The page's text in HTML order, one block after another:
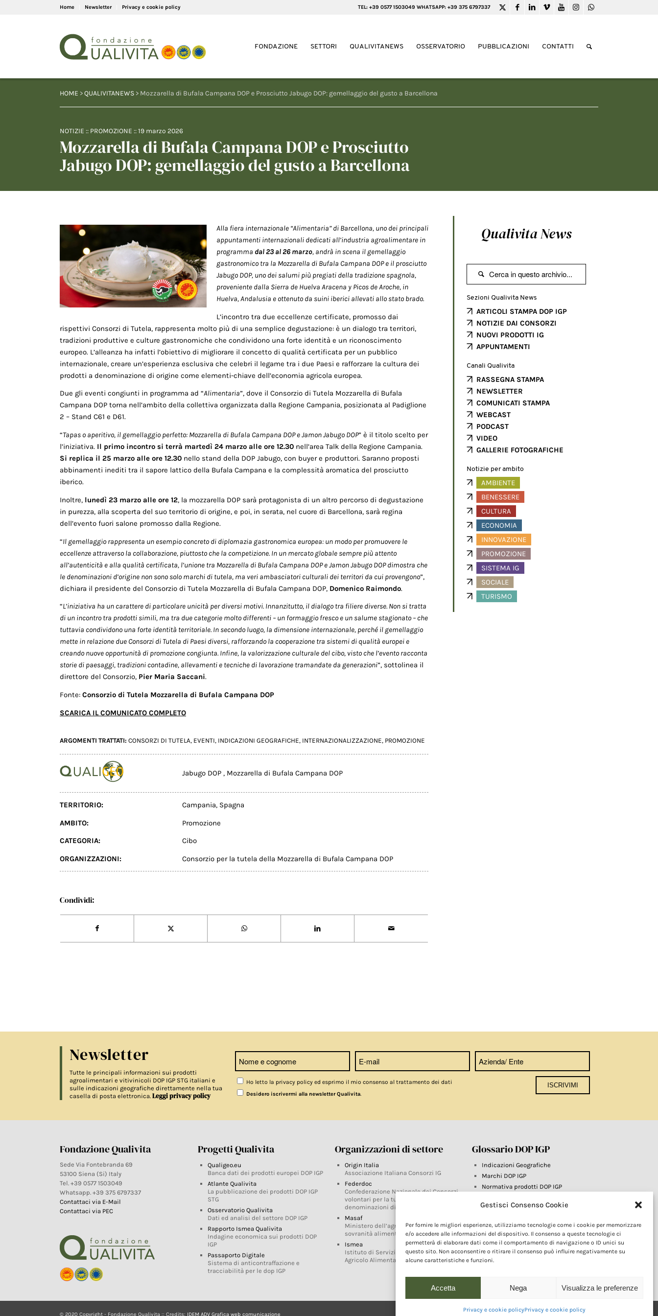
Gestisci Consenso Cookie
Per fornire le migliori esperienze, utilizziamo tecnologie come i cookie per memorizzare
e/o accedere alle informazioni del dispositivo. Il consenso a queste tecnologie ci
permetterà di elaborare dati come il comportamento di navigazione o ID unici su
questo sito. Non acconsentire o ritirare il consenso può influire negativamente su
alcune caratteristiche e funzioni.
Accetta Nega Visualizza le preferenze
Privacy e cookie policyPrivacy e cookie policy
Home Newsletter Privacy e cookie policy TEL: +39 0577 1503049 WHATSAPP: +39 375 6797337
FONDAZIONE SETTORI QUALIVITANEWS OSSERVATORIO PUBBLICAZIONI CONTATTI
HOME >QUALIVITANEWS > Mozzarella di Bufala Campana DOP e Prosciutto Jabugo DOP: gemellaggio del gusto a Barcellona
NOTIZIE :: PROMOZIONE ::19 marzo 2026
Mozzarella di Bufala Campana DOP e Prosciutto
Jabugo DOP: gemellaggio del gusto a Barcellona
Alla fiera internazionale “Alimentaria” di Barcellona, uno dei principali
appuntamenti internazionali dedicati all’industria agroalimentare in
programma dal 23 al 26 marzo, andrà in scena il gemellaggio
gastronomico tra la Mozzarella di Bufala Campana DOP e il prosciutto
Jabugo DOP, uno dei salumi più pregiati della tradizione spagnola,
proveniente dalla Sierra de Huelva Aracena y Picos de Aroche, in
Huelva, Andalusia e ottenuto da suini iberici allevati allo stato brado.
L’incontro tra due eccellenze certificate, promosso dai
rispettivi Consorzi di Tutela, rappresenta molto più di una semplice degustazione: è un dialogo tra territori,
tradizioni produttive e culture gastronomiche che condividono una forte identità e un riconoscimento
europeo. L’alleanza ha infatti l’obiettivo di migliorare il concetto di qualità certificata per un pubblico
internazionale, creare un’esperienza esclusiva che celebri il legame tra i due Paesi e rafforzare la cultura dei
prodotti a denominazione di origine come elementi-chiave dell’economia agricola europea.
Due gli eventi congiunti in programma ad “Alimentaria”, dove il Consorzio di Tutela Mozzarella di Bufala
Campana DOP torna nell’ambito della collettiva organizzata dalla Regione Campania, posizionata al Padiglione
2 – Stand C61 e D61.
“Tapas o aperitivo, il gemellaggio perfetto: Mozzarella di Bufala Campana DOP e Jamon Jabugo DOP” è il titolo scelto per
l’iniziativa. Il primo incontro si terrà martedì 24 marzo alle ore 12.30 nell’area Talk della Regione Campania.
Si replica il 25 marzo alle ore 12.30 nello stand della DOP Jabugo, con buyer e produttori. Saranno proposti
abbinamenti inediti tra il sapore lattico della Bufala Campana e la complessità aromatica del prosciutto
iberico.
Inoltre, lunedì 23 marzo alle ore 12, la mozzarella DOP sarà protagonista di un altro percorso di degustazione
in purezza, alla scoperta del suo territorio di origine, e poi, in serata, nel cuore di Barcellona, sarà regina
dell’evento fuori salone promosso dalla Regione.
“Il gemellaggio rappresenta un esempio concreto di diplomazia gastronomica europea: un modo per promuovere le
eccellenze attraverso la collaborazione, piuttosto che la competizione. In un mercato globale sempre più attento
all’autenticità e alla qualità certificata, l’unione tra Mozzarella di Bufala Campana DOP e Jamon Jabugo DOP dimostra che
le denominazioni d’origine non sono solo marchi di tutela, ma veri ambasciatori culturali dei territori da cui provengono”,
dichiara il presidente del Consorzio di Tutela Mozzarella di Bufala Campana DOP, Domenico Raimondo.
“L’iniziativa ha un carattere di particolare unicità per diversi motivi. Innanzitutto, il dialogo tra filiere diverse. Non si tratta
di un incontro tra prodotti simili, ma tra due categorie molto differenti – un formaggio fresco e un salume stagionato – che
tuttavia condividono una forte identità territoriale. In secondo luogo, la dimensione internazionale, perché il gemellaggio
mette in relazione due Consorzi di Tutela di Paesi diversi, rafforzando la cooperazione tra sistemi di qualità europei e
creando nuove opportunità di promozione congiunta. Infine, la valorizzazione culturale del cibo, visto che l’evento racconta
storie di paesaggi, tradizioni contadine, allevamenti e tecniche di lavorazione tramandate da generazioni”, sottolinea il
direttore del Consorzio, Pier Maria Saccani.
Fonte: Consorzio di Tutela Mozzarella di Bufala Campana DOP
SCARICA IL COMUNICATO COMPLETO
ARGOMENTI TRATTATI: CONSORZI DI TUTELA, EVENTI, INDICAZIONI GEOGRAFICHE, INTERNAZIONALIZZAZIONE, PROMOZIONE
Jabugo DOP , Mozzarella di Bufala Campana DOP
TERRITORIO: Campania, Spagna
AMBITO: Promozione
CATEGORIA: Cibo
ORGANIZZAZIONI: Consorzio per la tutela della Mozzarella di Bufala Campana DOP
Condividi:
Qualivita News

Sezioni Qualivita News
ARTICOLI STAMPA DOP IGP
NOTIZIE DAI CONSORZI
NUOVI PRODOTTI IG
APPUNTAMENTI
Canali Qualivita
RASSEGNA STAMPA
NEWSLETTER
COMUNICATI STAMPA
WEBCAST
PODCAST
VIDEO
GALLERIE FOTOGRAFICHE
Notizie per ambito
AMBIENTE
BENESSERE
CULTURA
ECONOMIA
INNOVAZIONE
PROMOZIONE
SISTEMA IG
SOCIALE
TURISMO
Newsletter
Tutte le principali informazioni sui prodotti
agroalimentari e vitivinicoli DOP IGP STG italiani e
sulle indicazioni geografiche direttamente nella tua
casella di posta elettronica. Leggi privacy policy
Ho letto la privacy policy ed esprimo il mio consenso al trattamento dei dati
Desidero iscrivermi alla newsletter Qualivita
Fondazione Qualivita
Sede Via Fontebranda 69
53100 Siena (Si) Italy
Tel. +39 0577 1503049
Whatsapp. +39 375 6797337
Contattaci via E-Mail
Contattaci via PEC
Progetti Qualivita
Qualigeo.eu
Banca dati dei prodotti europei DOP IGP
Atlante Qualivita
La pubblicazione dei prodotti DOP IGP
STG
Osservatorio Qualivita
Dati ed analisi del settore DOP IGP
Rapporto Ismea Qualivita
Indagine economica sui prodotti DOP
IGP
Passaporto Digitale
Sistema di anticontraffazione e
tracciabilità per le dop IGP
Organizzazioni di settore
Origin Italia
Associazione Italiana Consorzi IG
Federdoc
Confederazione Nazionale dei Consorzi
volontari per la tutela delle
denominazioni di origine
Masaf
Ministero dell’agricoltura, della
sovranità alimentare e delle foreste
Ismea
Istituto di Servizi per il Mercato
Agricolo Alimentare
Glossario DOP IGP
Indicazioni Geografiche
Marchi DOP IGP
Normativa prodotti DOP IGP
Farm To Fork e prodotti DOP IGP
Riforma Sistema IG
Turismo DOP
© 2020 Copyright - Fondazione Qualivita :: Credits: IDEM ADV Grafica web comunicazione